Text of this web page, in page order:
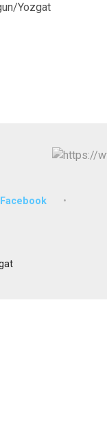
Yozgat
Facebook